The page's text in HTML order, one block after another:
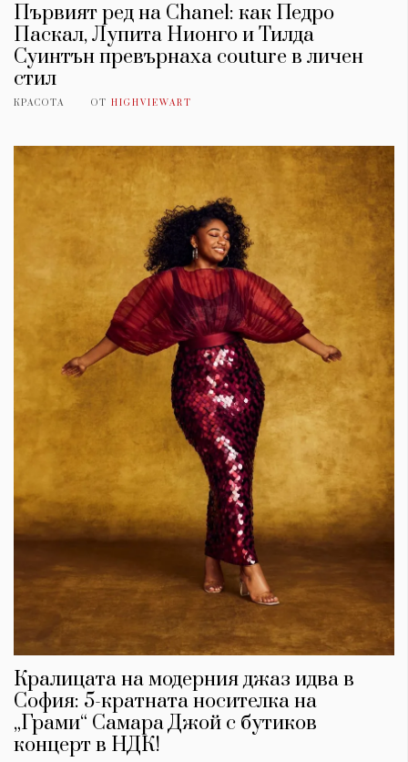
Първият ред на Chanel: как Педро
Паскал, Лупита Нионго и Тилда
Суинтън превърнаха couture в личен
стил
КРАСОТА ОТ HIGHVIEWART
Кралицата на модерния джаз идва в
София: 5-кратната носителка на
„Грами“ Самара Джой с бутиков
концерт в НДК!